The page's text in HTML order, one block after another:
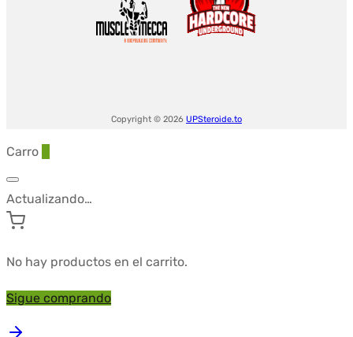
Copyright © 2026 UPSteroide.to
Carro
Actualizando…
No hay productos en el carrito.
Sigue comprando